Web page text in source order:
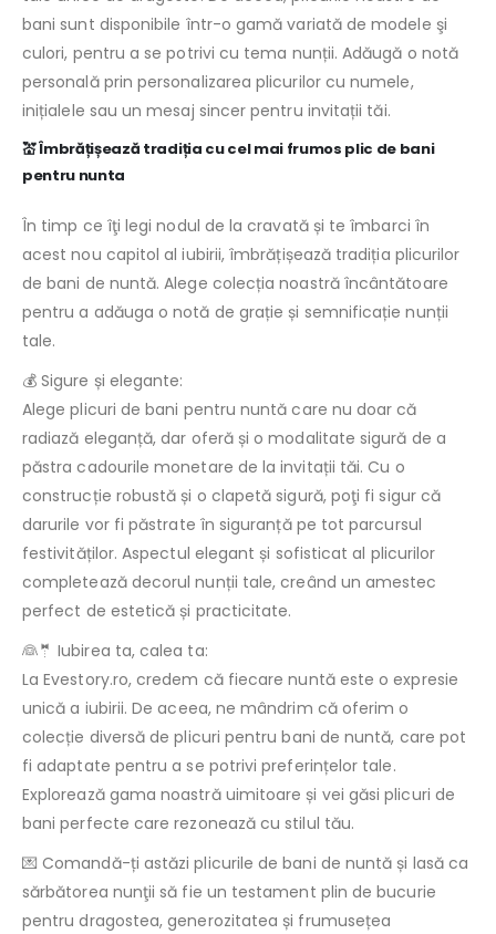
bani sunt disponibile într-o gamă variată de modele şi
culori, pentru a se potrivi cu tema nunții. Adăugă o notă
personală prin personalizarea plicurilor cu numele,
inițialele sau un mesaj sincer pentru invitații tăi.
💒 Îmbrățișează tradiția cu cel mai frumos plic de bani
pentru nunta
În timp ce îţi legi nodul de la cravată și te îmbarci în
acest nou capitol al iubirii, îmbrățișează tradiția plicurilor
de bani de nuntă. Alege colecția noastră încântătoare
pentru a adăuga o notă de grație și semnificație nunții
tale.
💰 Sigure și elegante:
Alege plicuri de bani pentru nuntă care nu doar că
radiază eleganță, dar oferă și o modalitate sigură de a
păstra cadourile monetare de la invitații tăi. Cu o
construcție robustă și o clapetă sigură, poţi fi sigur că
darurile vor fi păstrate în siguranță pe tot parcursul
festivităților. Aspectul elegant și sofisticat al plicurilor
completează decorul nunții tale, creând un amestec
perfect de estetică și practicitate.
👰🤵 Iubirea ta, calea ta:
La Evestory.ro, credem că fiecare nuntă este o expresie
unică a iubirii. De aceea, ne mândrim că oferim o
colecție diversă de plicuri pentru bani de nuntă, care pot
fi adaptate pentru a se potrivi preferințelor tale.
Explorează gama noastră uimitoare și vei găsi plicuri de
bani perfecte care rezonează cu stilul tău.
💌 Comandă-ți astăzi plicurile de bani de nuntă și lasă ca
sărbătorea nunţii să fie un testament plin de bucurie
pentru dragostea, generozitatea și frumusețea